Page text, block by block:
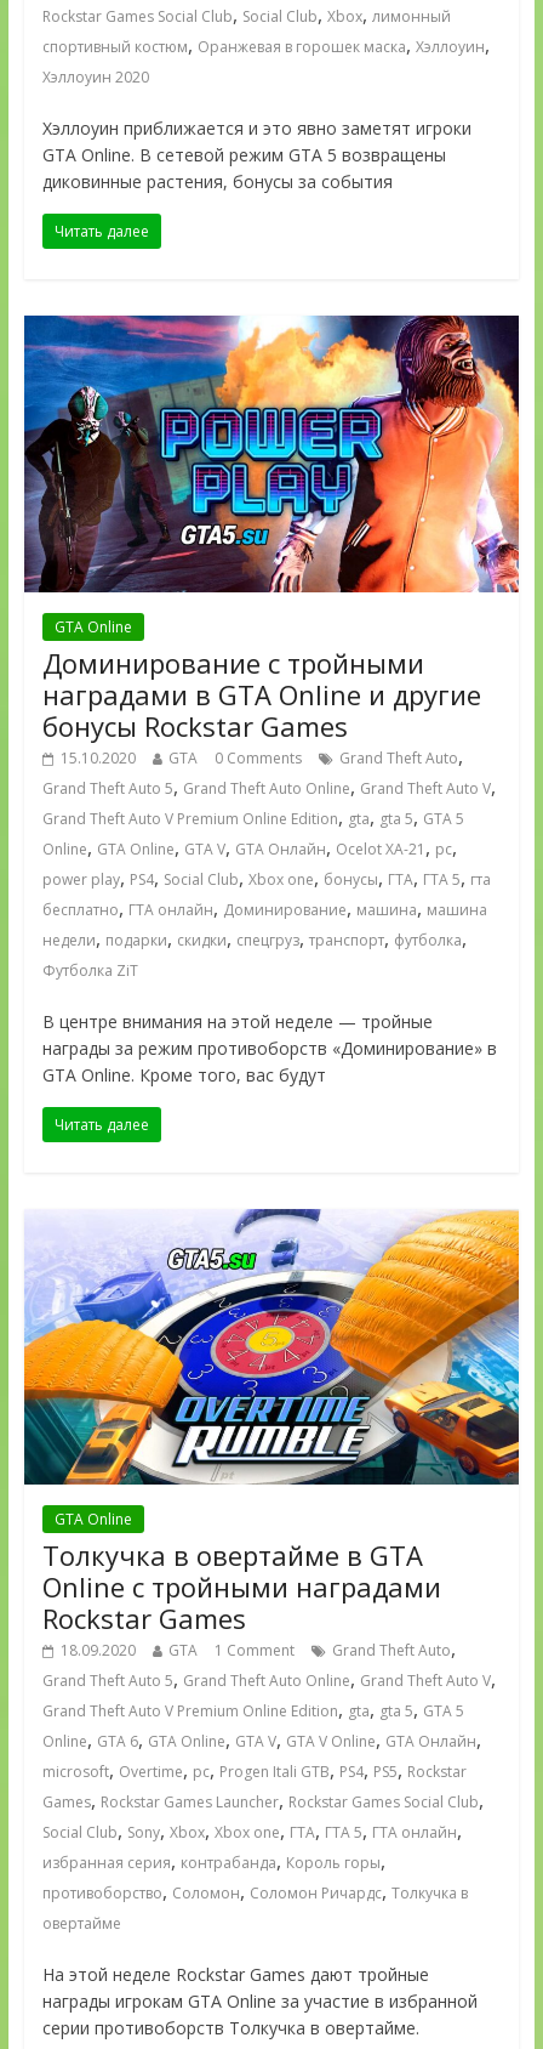
Rockstar Games Social Club, Social Club, Xbox, лимонный
спортивный костюм, Оранжевая в горошек маска, Хэллоуин,
Хэллоуин 2020
Хэллоуин приближается и это явно заметят игроки
GTA Online. В сетевой режим GTA 5 возвращены
диковинные растения, бонусы за события
Читать далее
GTA Online
Доминирование с тройными
наградами в GTA Online и другие
бонусы Rockstar Games
15.10.2020 GTA 0 Comments Grand Theft Auto,
Grand Theft Auto 5, Grand Theft Auto Online, Grand Theft Auto V,
Grand Theft Auto V Premium Online Edition, gta, gta 5, GTA 5
Online, GTA Online, GTA V, GTA Онлайн, Ocelot XA-21 , pc,
power play, PS4, Social Club, Xbox one, бонусы, ГТА, ГТА 5, гта
бесплатно, ГТА онлайн, Доминирование, машина, машина
недели, подарки, скидки, спецгруз, транспорт, футболка,
Футболка ZiT
В центре внимания на этой неделе — тройные
награды за режим противоборств «Доминирование» в
GTA Online. Кроме того, вас будут
Читать далее
GTA Online
Толкучка в овертайме в GTA
Online с тройными наградами
Rockstar Games
18.09.2020 GTA 1 Comment Grand Theft Auto,
Grand Theft Auto 5, Grand Theft Auto Online, Grand Theft Auto V,
Grand Theft Auto V Premium Online Edition, gta, gta 5, GTA 5
Online, GTA 6, GTA Online, GTA V, GTA V Online, GTA Онлайн,
microsoft, Overtime, pc, Progen Itali GTB, PS4, PS5, Rockstar
Games, Rockstar Games Launcher, Rockstar Games Social Club,
Social Club, Sony, Xbox, Xbox one, ГТА, ГТА 5, ГТА онлайн,
избранная серия, контрабанда, Король горы,
противоборство, Соломон, Соломон Ричардс, Толкучка в
овертайме
На этой неделе Rockstar Games дают тройные
награды игрокам GTA Online за участие в избранной
серии противоборств Толкучка в овертайме.